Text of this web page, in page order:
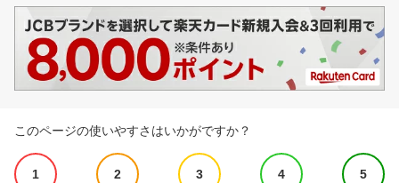
このページの使いやすさはいかがですか？
1 2 3 4 5